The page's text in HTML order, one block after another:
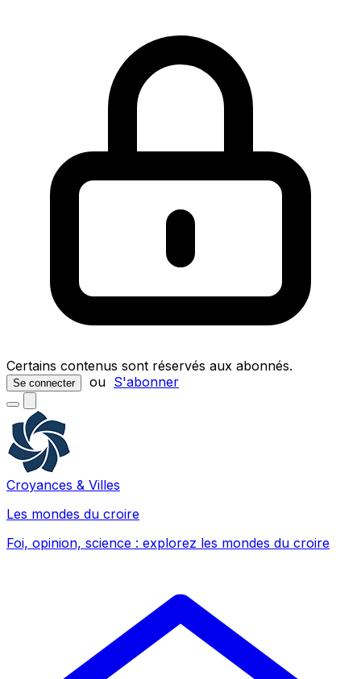
Certains contenus sont réservés aux abonnés.
Se connecter ou S'abonner
Croyances & Villes
Les mondes du croire
Foi, opinion, science : explorez les mondes du croire